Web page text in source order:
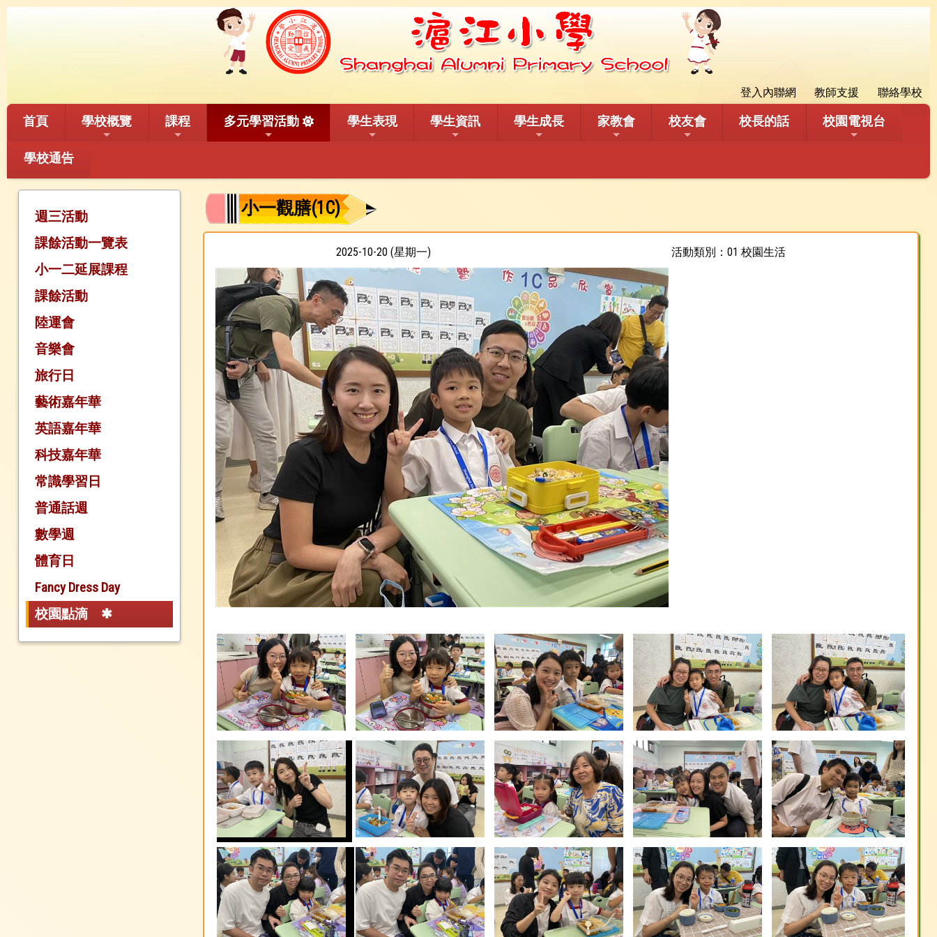
登入內聯網 教師支援 聯絡學校
首頁 學校概覽 課程 多元學習活動 學生表現 學生資訊 學生成長 家教會 校友會 校長的話 校園電視台
學校通告
週三活動
課餘活動一覽表
小一二延展課程
課餘活動
陸運會
音樂會
旅行日
藝術嘉年華
英語嘉年華
科技嘉年華
常識學習日
普通話週
數學週
體育日
Fancy Dress Day
校園點滴
小一觀膳(1C)
2025-10-20 (星期一) 活動類別：01 校園生活